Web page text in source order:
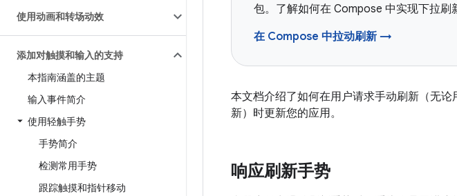
使用动画和转场动效
添加对触摸和输入的支持
本指南涵盖的主题
输入事件简介
使用轻触手势
手势简介
检测常用手势
跟踪触摸和指针移动
包。了解如何在 Compose 中实现下拉刷
在 Compose 中拉动刷新 →
本文档介绍了如何在用户请求手动刷新（无
新）时更新您的应用。
响应刷新手势